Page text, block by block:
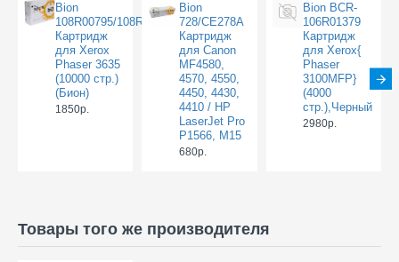
Bion
108R00795/108R00796
Картридж
для Xerox
Phaser 3635
(10000 стр.)
(Бион)
1850р.
Bion
728/CE278A
Картридж
для Canon
MF4580,
4570, 4550,
4450, 4430,
4410 / HP
LaserJet Pro
P1566, M15
680р.
Bion BCR-
106R01379
Картридж
для Xerox{
Phaser
3100MFP}
(4000
стр.),Черный
2980р.
Товары того же производителя